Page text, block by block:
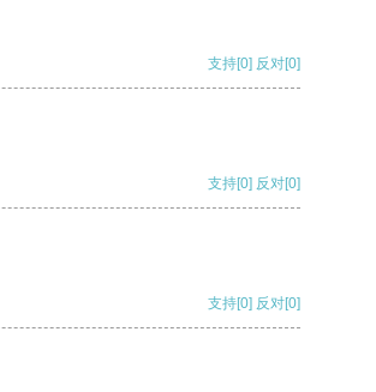
支持[0] 反对[0]
支持[0] 反对[0]
支持[0] 反对[0]